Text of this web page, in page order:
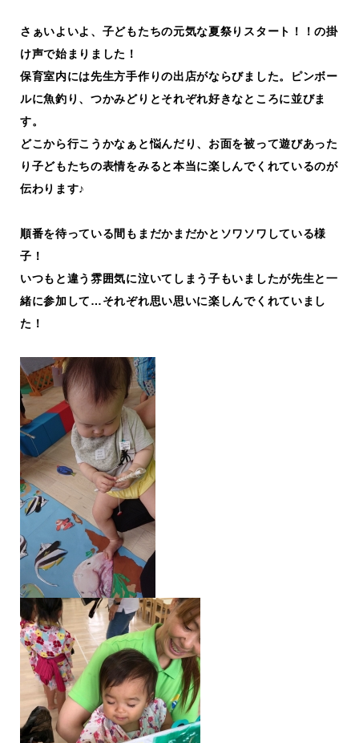
さぁいよいよ、子どもたちの元気な夏祭りスタート！！の掛
け声で始まりました！
保育室内には先生方手作りの出店がならびました。ピンボー
ルに魚釣り、つかみどりとそれぞれ好きなところに並びま
す。
どこから行こうかなぁと悩んだり、お面を被って遊びあった
り子どもたちの表情をみると本当に楽しんでくれているのが
伝わります♪
順番を待っている間もまだかまだかとソワソワしている様
子！
いつもと違う雰囲気に泣いてしまう子もいましたが先生と一
緒に参加して…それぞれ思い思いに楽しんでくれていまし
た！